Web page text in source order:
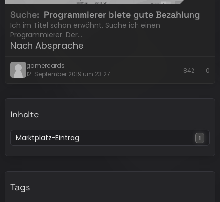
Suche Programmierer biete gute Bezahlung
Ich im Titel schon erwähnt. Suche ich einen
Programmierer. Der…
Nach Absprache
gamercards
12. September 2019 um 23:27
842 0
Inhalte
Marktplatz-Eintrag 1
Tags